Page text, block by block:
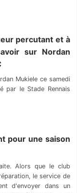
percutant et à
sur Nordan
Mukiele ce samedi
par le Stade Rennais
pour une saison
Alors que le club
le service de
d'envoyer dans un